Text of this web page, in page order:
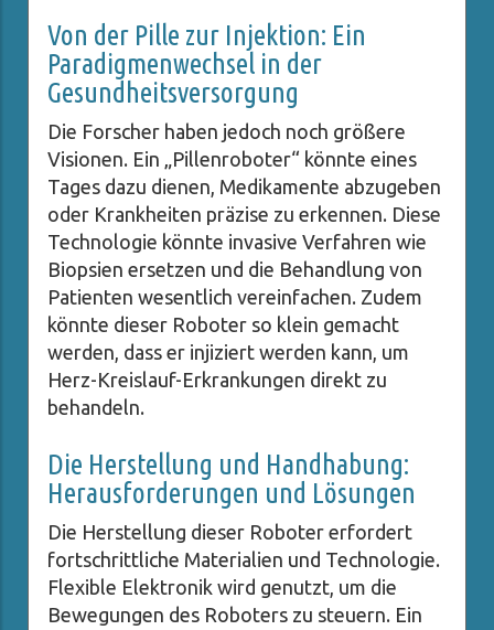
Von der Pille zur Injektion: Ein
Paradigmenwechsel in der
Gesundheitsversorgung
Die Forscher haben jedoch noch größere
Visionen. Ein „Pillenroboter“ könnte eines
Tages dazu dienen, Medikamente abzugeben
oder Krankheiten präzise zu erkennen. Diese
Technologie könnte invasive Verfahren wie
Biopsien ersetzen und die Behandlung von
Patienten wesentlich vereinfachen. Zudem
könnte dieser Roboter so klein gemacht
werden, dass er injiziert werden kann, um
Herz-Kreislauf-Erkrankungen direkt zu
behandeln.
Die Herstellung und Handhabung:
Herausforderungen und Lösungen
Die Herstellung dieser Roboter erfordert
fortschrittliche Materialien und Technologie.
Flexible Elektronik wird genutzt, um die
Bewegungen des Roboters zu steuern. Ein